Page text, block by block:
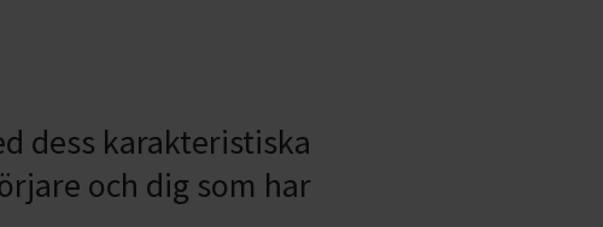
dess karakteristiska
och dig som har